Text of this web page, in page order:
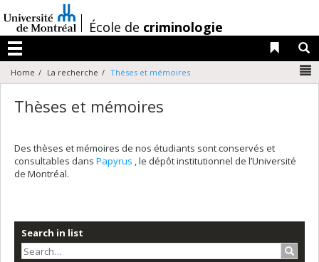
au
contenu
/École de criminologie
Menu
Liens
Home La recherche Thèses et mémoires
Thèses et mémoires
Des thèses et mémoires de nos étudiants sont conservés et
consultables dans Papyrus , le dépôt institutionnel de l’Université
de Montréal.
Search in list